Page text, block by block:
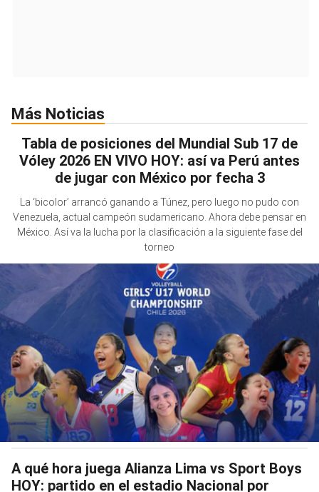
Más Noticias
Tabla de posiciones del Mundial Sub 17 de
Vóley 2026 EN VIVO HOY: así va Perú antes
de jugar con México por fecha 3
La ‘bicolor’ arrancó ganando a Túnez, pero luego no pudo con
Venezuela, actual campeón sudamericano. Ahora debe pensar en
México. Así va la lucha por la clasificación a la siguiente fase del
torneo
A qué hora juega Alianza Lima vs Sport Boys
HOY: partido en el estadio Nacional por